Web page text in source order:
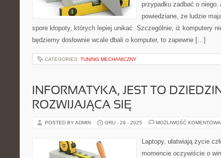
przypadku zadbać o niego.
powiedziane, że ludzie
spore kłopoty, których lepiej unikać. Szczególnie, iż komputery
będziemy dosłownie wcale dbali o komputer, to zapewne […]
CATEGORIES: TUNING MECHANICZNY
INFORMATYKA, JEST TO
ROZWIJAJĄCA SIĘ
POSTED BY ADMIN GRU - 29 - 2025 MOŻLIWOŚĆ
Laptopy, ułatwiają życie
momencie oczywiście o